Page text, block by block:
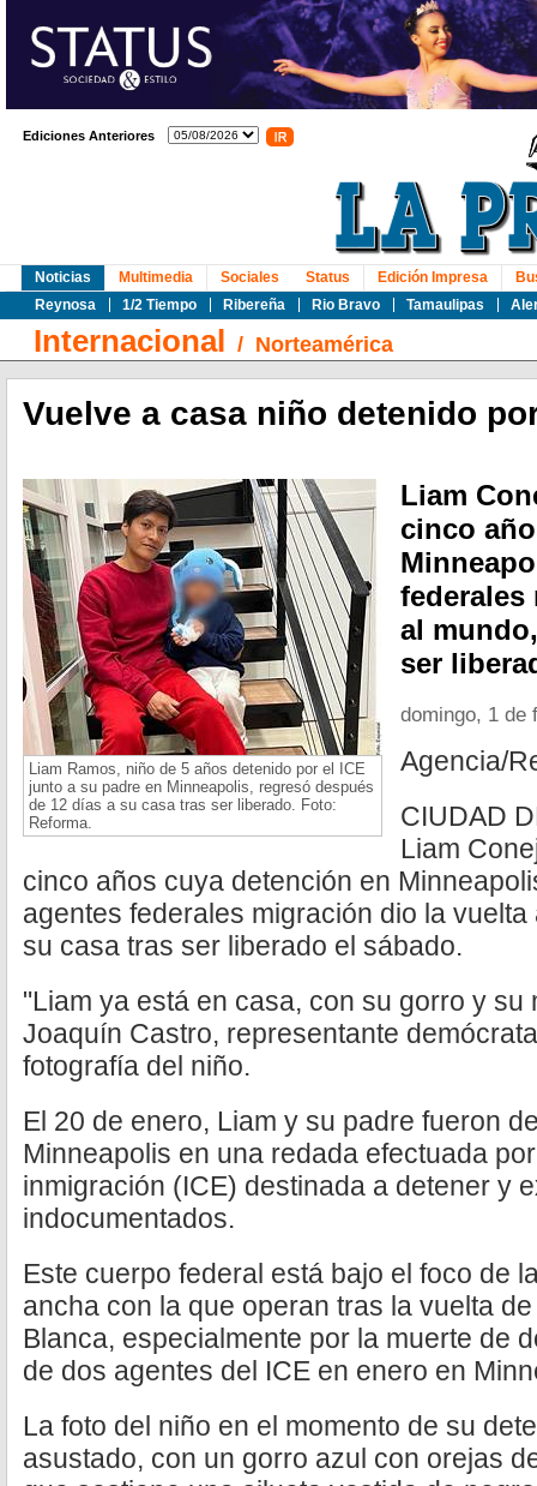
Ediciones Anteriores
Noticias
Reynosa
1/2 Tiempo Ribereña Rio Bravo Tamaulipas
Multimedia Sociales Status Edición Impresa
Internacional / Norteamérica
Vuelve a casa niño detenido
Liam Ramos, niño de 5 años detenido por el ICE
junto a su padre en Minneapolis, regresó después
de 12 días a su casa tras ser liberado. Foto:
Reforma.
Liam
cinco
al
ser
domingo, 1 de
Agencia/
CIUDAD
Liam
cinco años cuya detención en
agentes federales migración dio la
su casa tras ser liberado el sábado.
"Liam ya está en casa, con su gorro y su
Joaquín Castro, representante
fotografía del niño.
El 20 de enero, Liam y su padre fueron
Minneapolis en una redada efectuada
inmigración (ICE) destinada a detener y
indocumentados.
Este cuerpo federal está bajo el foco de
ancha con la que operan tras la vuelta
Blanca, especialmente por la muerte de
de dos agentes del ICE en enero en
La foto del niño en el momento de su
asustado, con un gorro azul con orejas